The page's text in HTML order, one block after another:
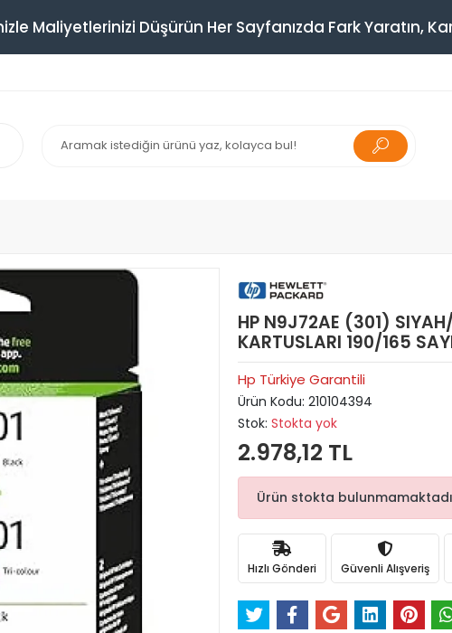
Maliyetlerinizi Düşürün Her Sayfanızda Fark Yaratın,
HP N9J72AE (301) SIYAH/
KARTUSLARI 190/165
Hp Türkiye Garantili
Ürün Kodu: 210104394
Stok: Stokta yok
2.978,12 TL
Ürün stokta
Hızlı Gönderi Güvenli Alışveriş